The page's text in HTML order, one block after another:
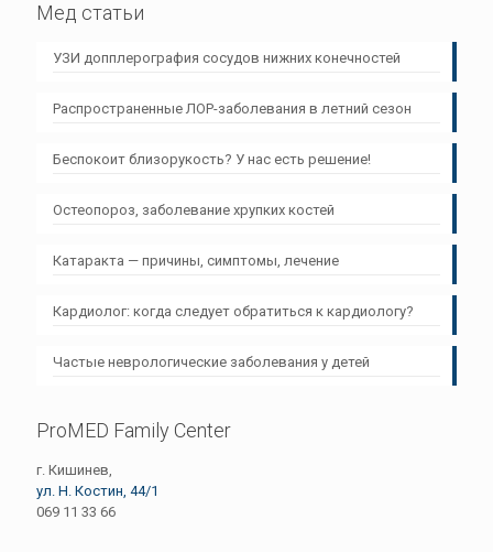
Мед статьи
УЗИ допплерография сосудов нижних конечностей
Распространенные ЛОР-заболевания в летний сезон
Беспокоит близорукость? У нас есть решение!
Остеопороз, заболевание хрупких костей
Катаракта — причины, симптомы, лечение
Кардиолог: когда следует обратиться к кардиологу?
Частые неврологические заболевания у детей
ProMED Family Center
г. Кишинев,
ул. Н. Костин, 44/1
069 11 33 66